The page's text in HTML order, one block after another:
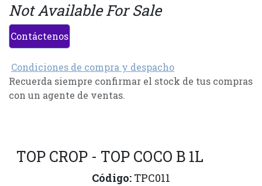
Not Available For Sale
Contáctenos
Condiciones de compra y despacho
Recuerda siempre confirmar el stock de tus compras
con un agente de ventas.
TOP CROP - TOP COCO B 1L
Código: TPC011